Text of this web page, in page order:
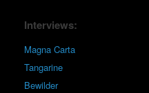
Interviews:
Magna Carta
Tangarine
Bewilder